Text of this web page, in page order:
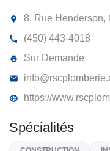
ENTREPRISE
INC
(450) 443-4018